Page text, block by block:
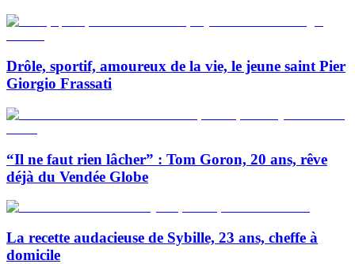
Drôle, sportif, amoureux de la vie, le jeune saint Pier
Giorgio Frassati
“Il ne faut rien lâcher” : Tom Goron, 20 ans, rêve
déjà du Vendée Globe
La recette audacieuse de Sybille, 23 ans, cheffe à
domicile